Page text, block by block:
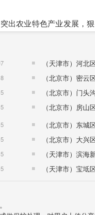
农业特色产业发展，
食作物面积55.13万亩
较上年增长3.61%。